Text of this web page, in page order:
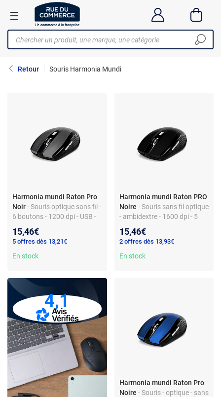
Retour Souris Harmonia Mundi
Harmonia mundi Raton Pro
Noir- Souris optique sans fil -
6 boutons - 1200 dpi - USB -
15,46€
5 offres dès 13,21€
En stock
Harmonia mundi Raton PRO
Noire - Souris sans fil optique
- ambidextre - 1600 dpi - 5
ergonomique
15,46€
2 offres dès 13,93€
En stock
4,1
Harmonia mundi Raton Pro
Noire - Souris - optique - sans